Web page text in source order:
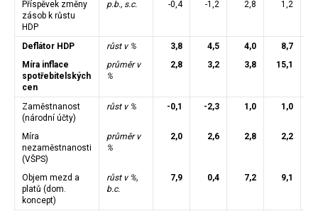
Příspěvek změny
zásob k růstu
HDP
p.b., s.c. -0,4 -1,2 2,8 1,2
Deflátor HDP růst v % 3,8 4,5 4,0
8,7
Míra inflace
spotřebitelských
cen
průměr v
%
2,8 3,2 3,8 15,1
Zaměstnanost
(národní účty)
růst v % -0,1 -2,3 1,0 1,0
Míra
nezaměstnanosti
(VŠPS)
průměr v
%
2,0 2,6 2,8 2,2
Objem mezd a
platů (dom.
koncept)
růst v %,
b.c.
7,9 0,4 7,2 9,1